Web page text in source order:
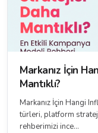
Markanız İçin
Mantıklı?
Markanız İçin Hangi
türleri, platform
rehberimizi ince...